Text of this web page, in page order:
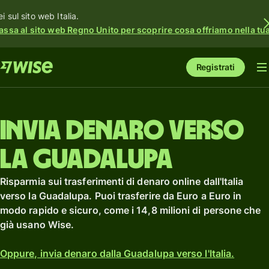
sul sito web Italia.
al sito web Regno Unito per scoprire cosa offriamo nella
Registrati
Invia denaro verso
la Guadalupa
Risparmia sui trasferimenti di denaro online dall'Italia
verso la Guadalupa. Puoi trasferire da Euro a Euro in
modo rapido e sicuro, come i 14,8 milioni di persone che
già usano Wise.
Oppure, invia denaro dalla Guadalupa verso l'Italia.